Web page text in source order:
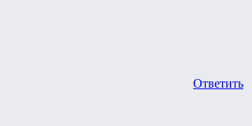
Ответить